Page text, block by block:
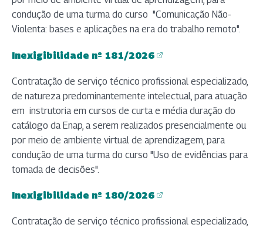
condução de uma turma do curso "Comunicação Não-
Violenta: bases e aplicações na era do trabalho remoto".
Inexigibilidade nº 181/2026
(abre em nova aba)
Contratação de serviço técnico profissional especializado,
de natureza predominantemente intelectual, para atuação
em instrutoria em cursos de curta e média duração do
catálogo da Enap, a serem realizados presencialmente ou
por meio de ambiente virtual de aprendizagem, para
condução de uma turma do curso "Uso de evidências para
tomada de decisões".
Inexigibilidade nº 180/2026
(abre em nova aba)
Contratação de serviço técnico profissional especializado,